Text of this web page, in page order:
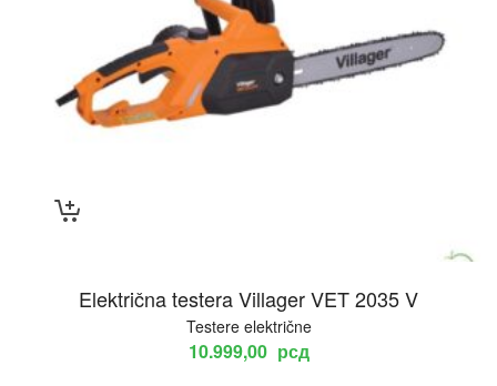
Električna testera Villager VET 2035 V
Testere električne
10.999,00 рсд